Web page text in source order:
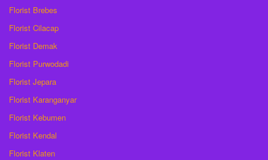
Florist Brebes
Florist Cilacap
Florist Demak
Florist Purwodadi
Florist Jepara
Florist Karanganyar
Florist Kebumen
Florist Kendal
Florist Klaten